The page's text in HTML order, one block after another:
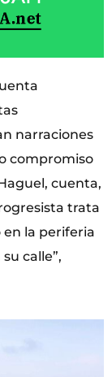
narraciones
compromiso
cuenta,
trata
la periferia
calle”,